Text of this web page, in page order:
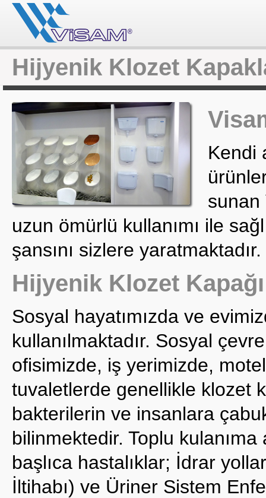
Hijyenik Klozet
Kendi
sunan
uzun ömürlü kullanımı ile
şansını sizlere yaratmaktadır.
Hijyenik Klozet
Sosyal hayatımızda ve
kullanılmaktadır. Sosyal
ofisimizde, iş yerimizde,
tuvaletlerde genellikle klozet
bakterilerin ve insanlara
bilinmektedir. Toplu
başlıca hastalıklar; İdrar
İltihabı) ve Üriner Sistem